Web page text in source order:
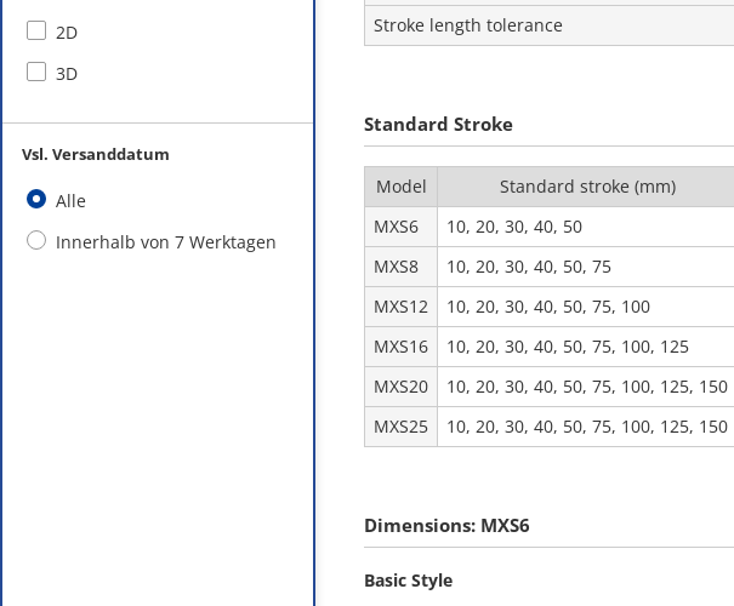
2D
3D
Vsl. Versanddatum
Alle
Innerhalb von 7 Werktagen
Stroke length tolerance
Standard Stroke
Model
Standard stroke (mm)
MXS6
10, 20, 30, 40, 50
MXS8
10, 20, 30, 40, 50, 75
MXS12
10, 20, 30, 40, 50, 75, 100
MXS16
10, 20, 30, 40, 50, 75, 100, 125
MXS20
10, 20, 30, 40, 50, 75, 100, 125, 150
MXS25
10, 20, 30, 40, 50, 75, 100, 125, 150
Dimensions: MXS6
Basic Style